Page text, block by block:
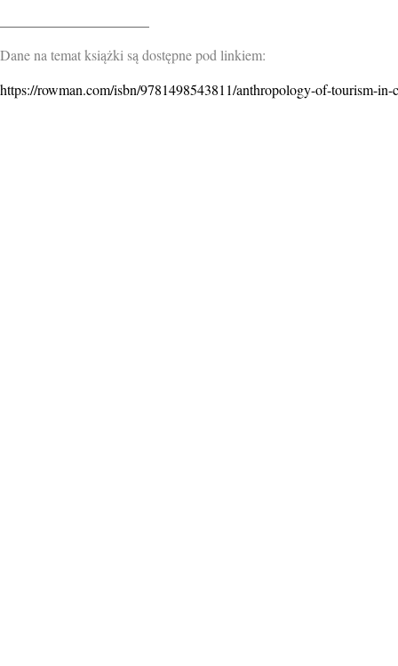
Dane na temat książki są dostępne pod linkiem:
https://rowman.com/isbn/9781498543811/anthropology-of-tourism-